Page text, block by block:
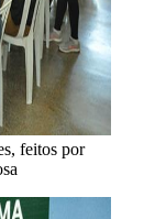
feitos por